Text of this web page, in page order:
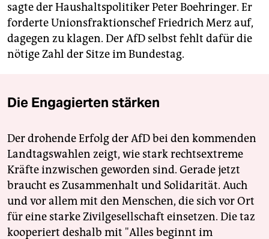
sagte der Haushaltspolitiker Peter Boehringer. Er
forderte Unionsfraktionschef Friedrich Merz auf,
dagegen zu klagen. Der AfD selbst fehlt dafür die
nötige Zahl der Sitze im Bundestag.
Die Engagierten stärken
Der drohende Erfolg der AfD bei den kommenden
Landtagswahlen zeigt, wie stark rechtsextreme
Kräfte inzwischen geworden sind. Gerade jetzt
braucht es Zusammenhalt und Solidarität. Auch
und vor allem mit den Menschen, die sich vor Ort
für eine starke Zivilgesellschaft einsetzen. Die taz
kooperiert deshalb mit "Alles beginnt im